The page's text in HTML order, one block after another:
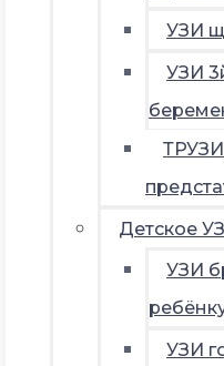
УЗИ
УЗИ
ТРУЗИ
Детское
УЗИ
УЗИ